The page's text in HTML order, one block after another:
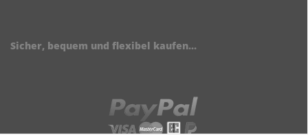
Sicher, bequem und flexibel kaufen...